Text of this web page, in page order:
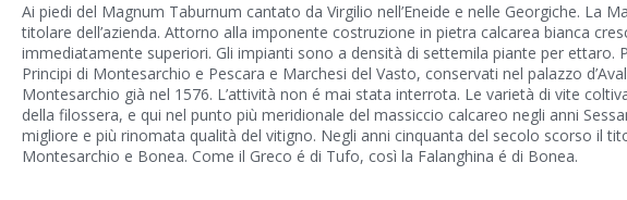
Ai piedi del Magnum Taburnum cantato da Virgilio nell’Eneide e nelle Georgiche.
titolare dell’azienda. Attorno alla imponente costruzione in pietra calcarea bianca
immediatamente superiori. Gli impianti sono a densità di settemila piante per
Principi di Montesarchio e Pescara e Marchesi del Vasto, conservati nel palazzo
Montesarchio già nel 1576. L’attività non é mai stata interrota. Le varietà di vite
della filossera, e qui nel punto più meridionale del massiccio calcareo negli anni
migliore e più rinomata qualità del vitigno. Negli anni cinquanta del secolo scorso il
Montesarchio e Bonea. Come il Greco é di Tufo, così la Falanghina é di Bonea.